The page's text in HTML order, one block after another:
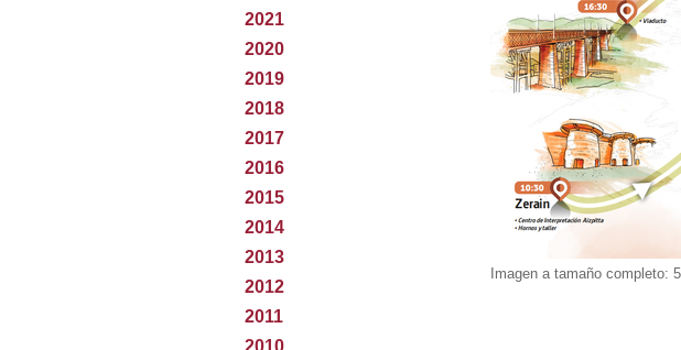
Imagen a tamaño completo:
2021
2020
2019
2018
2017
2016
2015
2014
2013
2012
2011
2010